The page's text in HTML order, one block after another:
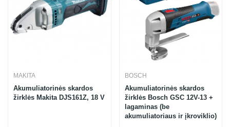
MAKITA
Akumuliatorinės skardos
žirklės Makita DJS161Z, 18 V
BOSCH
Akumuliatorinės skardos
žirklės Bosch GSC 12V-13 +
lagaminas (be
akumuliatoriaus ir įkroviklio)